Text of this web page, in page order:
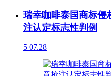
瑞幸咖啡泰国商标侵
注认定标志性判例
5 07.28